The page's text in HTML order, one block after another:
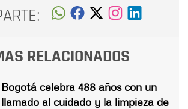
RELACIONADOS
Bogotá celebra 488 años con un
llamado al cuidado y la limpieza de